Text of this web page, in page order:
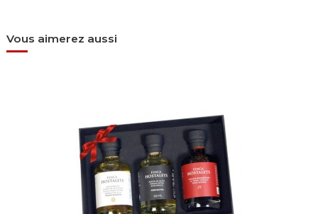
Vous aimerez aussi